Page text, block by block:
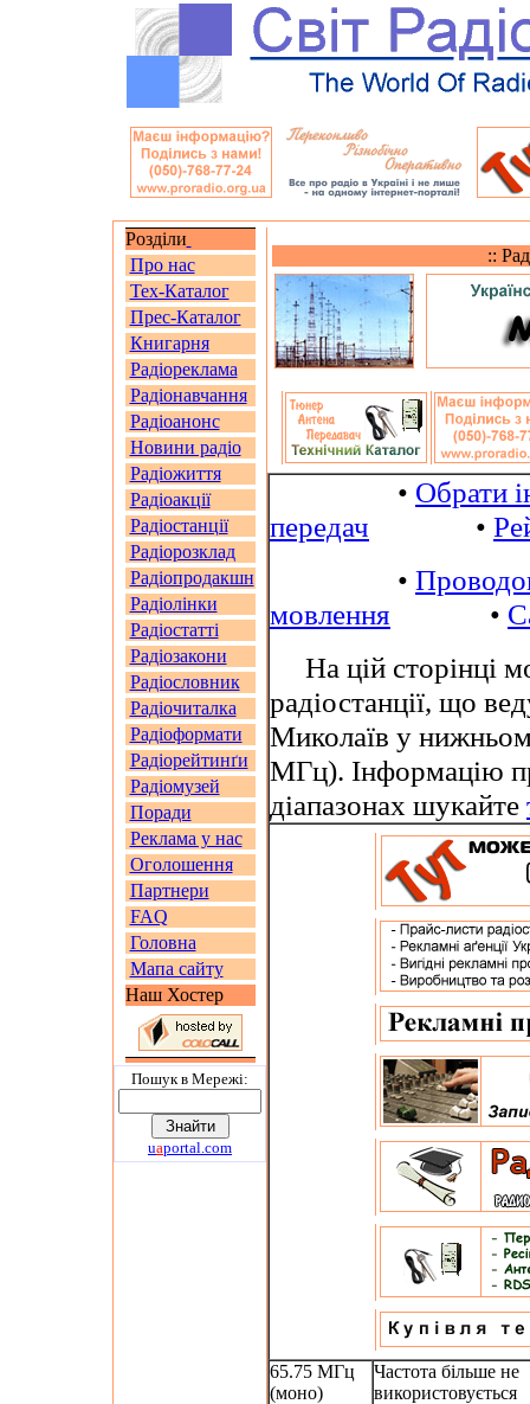
Розділи
Про нас
Тех-Каталог
Прес-Каталог
Книгарня
Радіореклама
Радіонавчання
Радіоанонс
Новини радіо
Радіожиття
Радіоакції
Радіостанції
Радіорозклад
Радіопродакшн
Радіолінки
Радіостатті
Радіозакони
Радіословник
Радіочиталка
Радіоформати
Радіорейтинґи
Радіомузей
Поради
Реклама у нас
Оголошення
Партнери
FAQ
Головна
Мапа сайту
Наш Хостер
Пошук в Мережi:
uaportal.com
::
• Обрати
передач •
•
мовлення •
На цій сторінці
радіостанції, що
Миколаїв у
МГц). Інформацію
діапазонах шукайте
65.75 МГц
(моно)
Частота більше не
використовується